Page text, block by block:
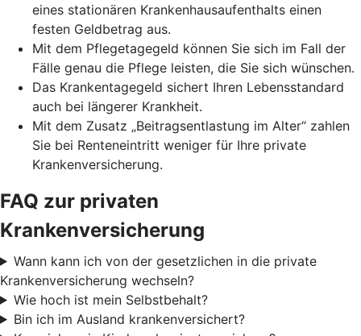
eines stationären Krankenhausaufenthalts einen
festen Geldbetrag aus.
Mit dem Pflegetagegeld können Sie sich im Fall der
Fälle genau die Pflege leisten, die Sie sich wünschen.
Das Krankentagegeld sichert Ihren Lebensstandard
auch bei längerer Krankheit.
Mit dem Zusatz „Beitragsentlastung im Alter“ zahlen
Sie bei Renteneintritt weniger für Ihre private
Krankenversicherung.
FAQ zur privaten
Krankenversicherung
Wann kann ich von der gesetzlichen in die private
Krankenversicherung wechseln?
Wie hoch ist mein Selbstbehalt?
Bin ich im Ausland krankenversichert?